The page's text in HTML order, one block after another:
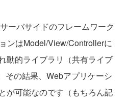
ーバサイドのフレームワーク
ンはModel/View/Controllerに
動的ライブラリ（共有ライブ
その結果、Webアプリケーシ
が可能なのです（もちろん記